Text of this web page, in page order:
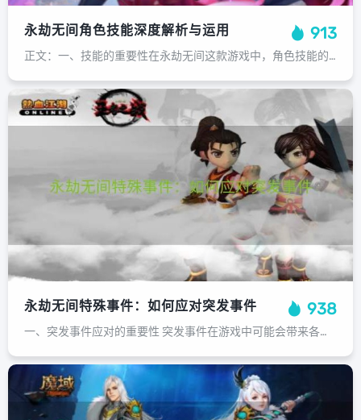
永劫无间角色技能深度解析与运用 913
正文：一、技能的重要性在永劫无间这款游戏中，角色技能的运用和深度解析是决定战斗胜负的关键因素之一。不同的角色拥有不同的技能，如何正确理解和运用这些技能，是每个玩家需要掌握的基本技能。二、角色技能详解1. 武田信忠（1）拔刀...
永劫无间特殊事件：如何应对突发事件 938
一、突发事件应对的重要性 突发事件在游戏中可能会带来各种不利因素，如敌人突然出现、地形变化等。这些因素可能会打破原有的游戏节奏，甚至可能导致玩家陷入困境。因此，学会应对突发事件对于游戏胜利至关重要。二、永劫无间特殊事件的种类...